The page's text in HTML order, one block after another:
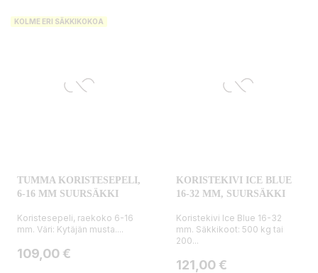
KOLME ERI SÄKKIKOKOA
TUMMA KORISTESEPELI,
6-16 MM SUURSÄKKI
Koristesepeli, raekoko 6-16
mm. Väri: Kytäjän musta....
Hinta
109,00 €
KORISTEKIVI ICE BLUE
16-32 MM, SUURSÄKKI
Koristekivi Ice Blue 16-32
mm. Säkkikoot: 500 kg tai
200...
Hinta
121,00 €